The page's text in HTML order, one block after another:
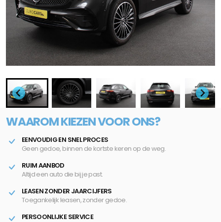
WAAROM KIEZEN VOOR ONS?
EENVOUDIG EN SNEL PROCES
Geen gedoe, binnen de kortste keren op de weg.
RUIM AANBOD
Altijd een auto die bij je past.
LEASEN ZONDER JAARCIJFERS
Toegankelijk leasen, zonder gedoe.
PERSOONLIJKE SERVICE